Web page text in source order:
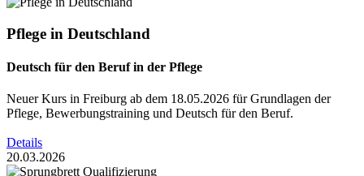
Pflege in Deutschland
Deutsch für den Beruf in der Pflege
Neuer Kurs in Freiburg ab dem 18.05.2026 für Grundlagen der
Pflege, Bewerbungstraining und Deutsch für den Beruf.
Details
20.03.2026